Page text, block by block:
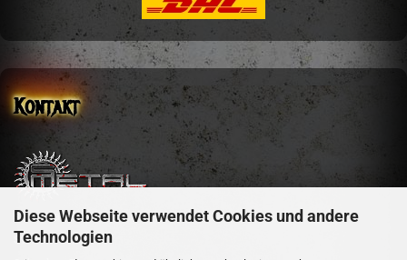
Diese Webseite verwendet Cookies und andere
Technologien
Kontakt
sm-metal-shop
Steffen Mehler